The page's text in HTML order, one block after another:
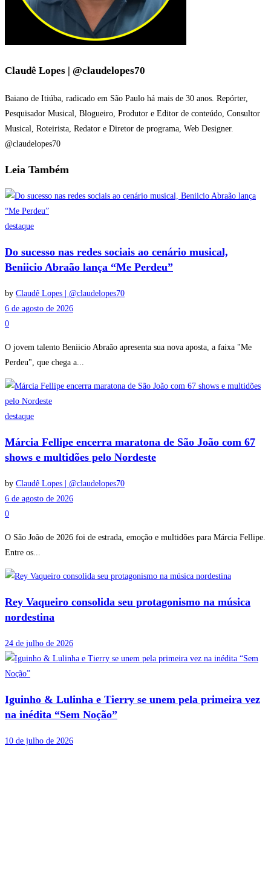
Claudê Lopes | @claudelopes70
Baiano de Itiúba, radicado em São Paulo há mais de 30 anos. Repórter,
Pesquisador Musical, Blogueiro, Produtor e Editor de conteúdo, Consultor
Musical, Roteirista, Redator e Diretor de programa, Web Designer.
@claudelopes70
Leia Também
destaque
Do sucesso nas redes sociais ao cenário musical,
Beniicio Abraão lança “Me Perdeu”
by Claudê Lopes | @claudelopes70
6 de agosto de 2026
0
O jovem talento Beniicio Abraão apresenta sua nova aposta, a faixa "Me
Perdeu", que chega a...
destaque
Márcia Fellipe encerra maratona de São João com 67
shows e multidões pelo Nordeste
by Claudê Lopes | @claudelopes70
6 de agosto de 2026
0
O São João de 2026 foi de estrada, emoção e multidões para Márcia Fellipe.
Entre os...
Rey Vaqueiro consolida seu protagonismo na música
nordestina
24 de julho de 2026
Iguinho & Lulinha e Tierry se unem pela primeira vez
na inédita “Sem Noção”
10 de julho de 2026